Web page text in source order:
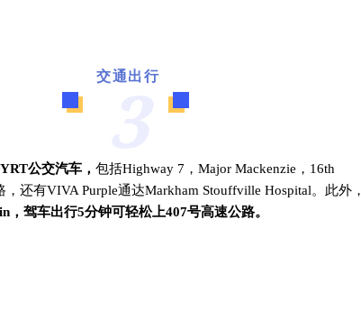
交通出行
公交汽车， 包括Highway 7，Major Mackenzie，16th
还有VIVA Purple通达Markham Stouffville Hospital。 此外，
，驾车出行5分钟可轻松上407号高速公路。